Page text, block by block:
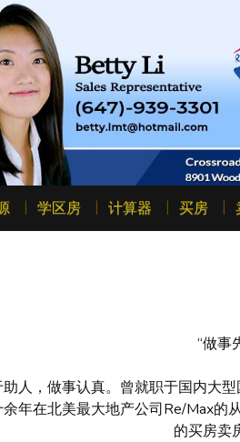
学区房 计算器 买房
“做事
人，做事认真。曾就职于国内大
年在北美最大地产公司Re/Max
的买房卖